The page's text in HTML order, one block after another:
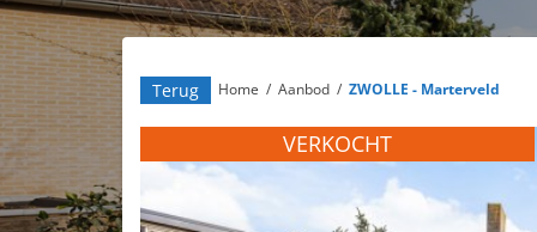
Home / Aanbod / ZWOLLE - Marterveld
Terug
VERKOCHT